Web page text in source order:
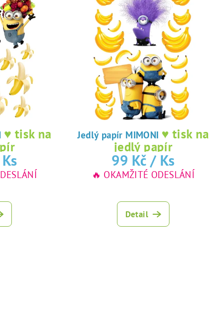
♥ tisk na
Jedlý papír MIMONI ♥ tisk na
jedlý papír
99 Kč / Ks
🔥 OKAMŽITÉ ODESLÁNÍ
Detail